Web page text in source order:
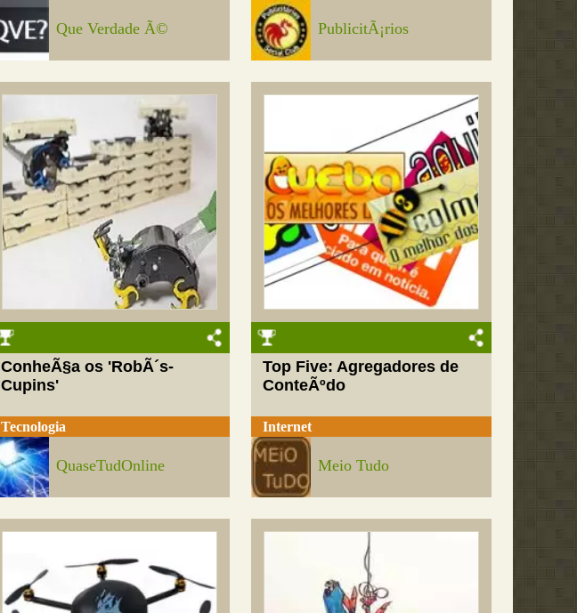
Que Verdade Ã© PublicitÃ¡rios
ConheÃ§a os 'RobÃ´s-
Cupins'
Tecnologia
QuaseTudOnline
Top Five: Agregadores de
ConteÃºdo
Internet
Meio Tudo